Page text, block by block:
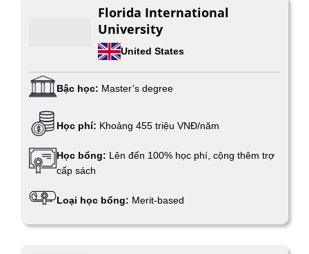
Florida International
University
United States
Bậc học: Master’s degree
Học phí: Khoảng 455 triệu VNĐ/năm
Học bổng: Lên đến 100% học phí, cộng thêm trợ
cấp sách
Loại học bổng: Merit-based